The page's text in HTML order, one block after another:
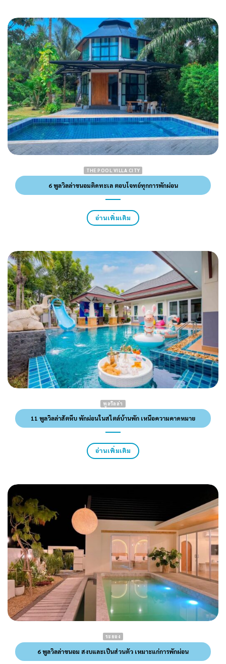
THE POOL VILLA CITY
6 พูลวิลล่าขนอมติดทะเล ตอบโจทย์ทุกการพักผ่อน
อ่านเพิ่มเติม
พูลวิลล่า
11 พูลวิลล่าสัตหีบ พักผ่อนในสไตล์บ้านพัก เหนือความคาดหมาย
อ่านเพิ่มเติม
ระยอง
6 พูลวิลล่าขนอม สงบและเป็นส่วนตัว เหมาะแก่การพักผ่อน